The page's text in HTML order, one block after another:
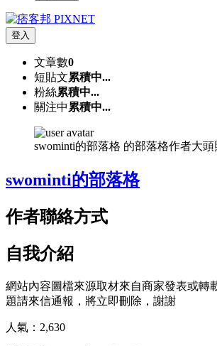
登入
文章數0
短貼文累積中...
粉絲累積中...
關注中 累積中...
swominti的部落格 的部落格作者大頭
swominti的部落格
作者聯絡方式
自我介紹
網站內容圖檔來源取材來自商家發表或轉
題請來信通報，將立即刪除，謝謝
人氣： 2,630